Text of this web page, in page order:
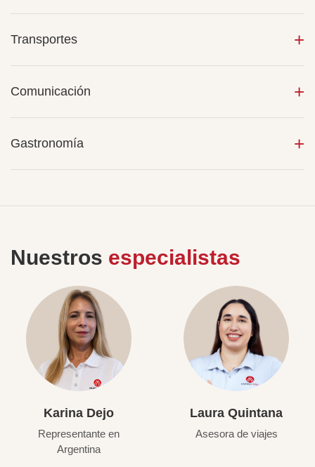
Transportes
Comunicación
Gastronomía
Nuestros especialistas
Karina Dejo
Representante en
Argentina
Laura Quintana
Asesora de viajes